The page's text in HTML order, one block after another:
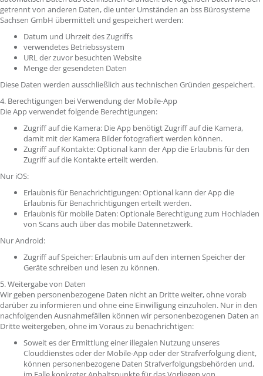
getrennt von anderen Daten, die unter Umständen an bss Bürosysteme
Sachsen GmbH übermittelt und gespeichert werden:
Datum und Uhrzeit des Zugriffs
verwendetes Betriebssystem
URL der zuvor besuchten Website
Menge der gesendeten Daten
Diese Daten werden ausschließlich aus technischen Gründen gespeichert.
4. Berechtigungen bei Verwendung der Mobile-App
Die App verwendet folgende Berechtigungen:
Zugriff auf die Kamera: Die App benötigt Zugriff auf die Kamera,
damit mit der Kamera Bilder fotografiert werden können.
Zugriff auf Kontakte: Optional kann der App die Erlaubnis für den
Zugriff auf die Kontakte erteilt werden.
Nur iOS:
Erlaubnis für Benachrichtigungen: Optional kann der App die
Erlaubnis für Benachrichtigungen erteilt werden.
Erlaubnis für mobile Daten: Optionale Berechtigung zum Hochladen
von Scans auch über das mobile Datennetzwerk.
Nur Android:
Zugriff auf Speicher: Erlaubnis um auf den internen Speicher der
Geräte schreiben und lesen zu können.
5. Weitergabe von Daten
Wir geben personenbezogene Daten nicht an Dritte weiter, ohne vorab
darüber zu informieren und ohne eine Einwilligung einzuholen. Nur in den
nachfolgenden Ausnahmefällen können wir personenbezogenen Daten an
Dritte weitergeben, ohne im Voraus zu benachrichtigen:
Soweit es der Ermittlung einer illegalen Nutzung unseres
Clouddienstes oder der Mobile-App oder der Strafverfolgung dient,
können personenbezogene Daten Strafverfolgungsbehörden und,